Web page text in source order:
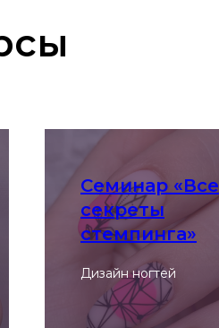
Семинар «Все
секреты
стемпинга»
Дизайн ногтей